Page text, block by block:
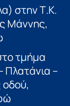
στην Τ.Κ.
Μάννης,
τμήμα
Πλατάνια –
οδού,